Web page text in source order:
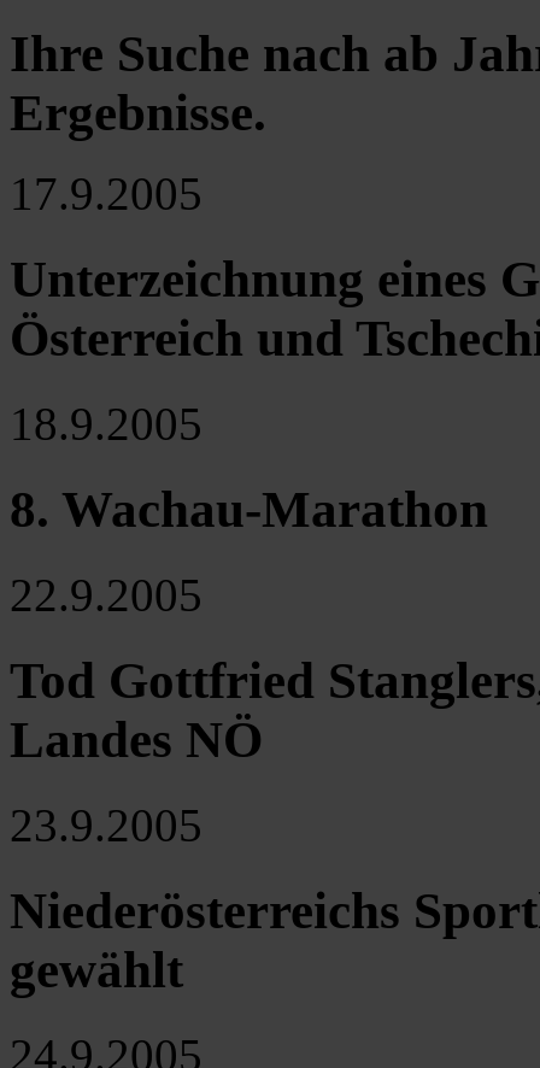
Ihre Suche nach ab
Ergebnisse.
17.9.2005
Unterzeichnung eines
Österreich und
18.9.2005
8. Wachau-Marathon
22.9.2005
Tod Gottfried
Landes NÖ
23.9.2005
Niederösterreichs
gewählt
24.9.2005